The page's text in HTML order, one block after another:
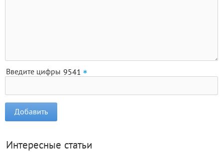
Введите цифры
Интересные статьи